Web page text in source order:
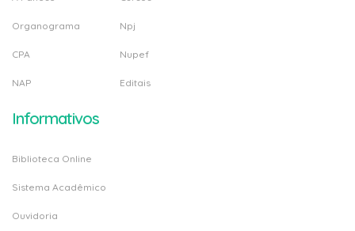
Organograma
CPA
NAP
Npj
Nupef
Editais
Informativos
Biblioteca Online
Sistema Acadêmico
Ouvidoria